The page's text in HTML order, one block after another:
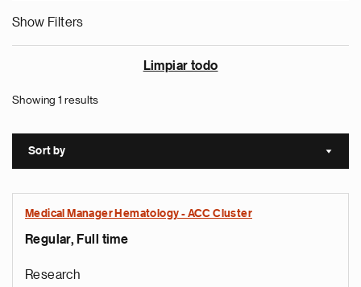
Show Filters
Limpiar todo
Showing 1 results
Sort by Sort
Medical Manager Hematology - ACC Cluster
Regular, Full time
Research